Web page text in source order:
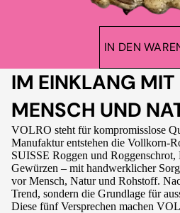
IN DEN
IM EINKLANG MIT
MENSCH UND
VOLRO steht für kompromisslose
Manufaktur entstehen die Vollkorn-
SUISSE Roggen und
Gewürzen – mit handwerklicher
vor Mensch, Natur und Rohstoff.
Trend, sondern die Grundlage für
Diese fünf Versprechen machen